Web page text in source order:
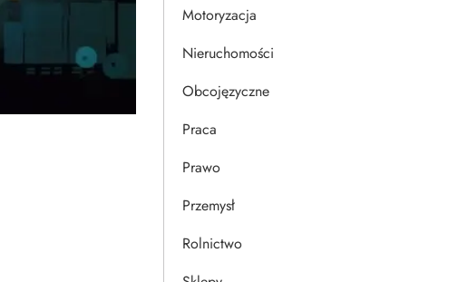
Motoryzacja
Nieruchomości
Obcojęzyczne
Praca
Prawo
Przemysł
Rolnictwo